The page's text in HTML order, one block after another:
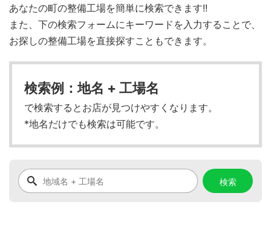
あなたの町の整備工場を簡単に検索できます!!
また、下の検索フォームにキーワードを入力することで、
お探しの整備工場を直接探すこともできます。
検索例：地名 + 工場名
で検索するとお店が見つけやすくなります。
*地名だけでも検索は可能です。